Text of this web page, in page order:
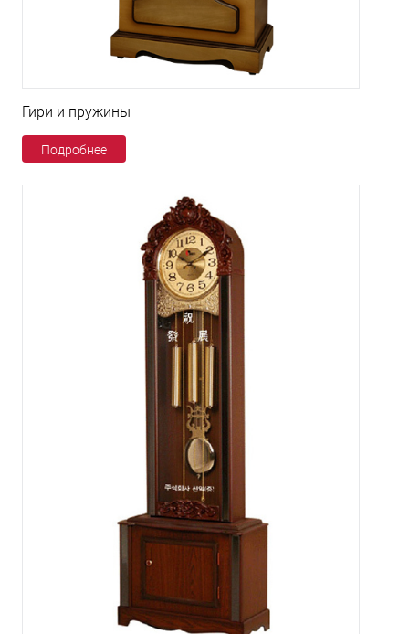
Гири и пружины
Подробнее